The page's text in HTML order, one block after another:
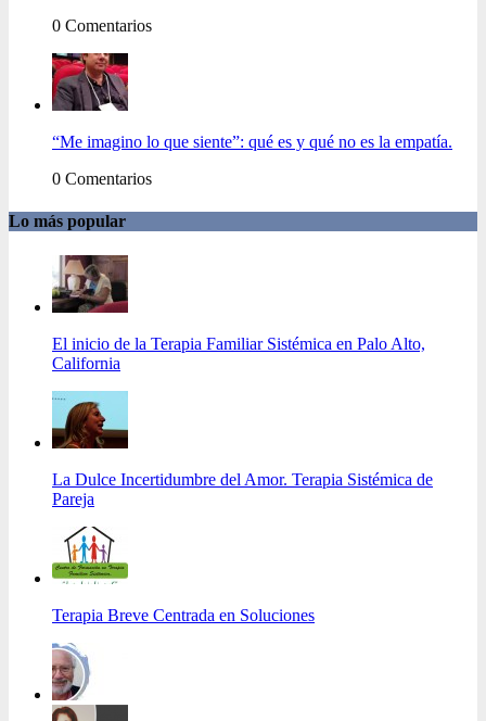
0 Comentarios
“Me imagino lo que siente”: qué es y qué no es la empatía.
0 Comentarios
Lo más popular
El inicio de la Terapia Familiar Sistémica en Palo Alto,
California
La Dulce Incertidumbre del Amor. Terapia Sistémica de
Pareja
Terapia Breve Centrada en Soluciones